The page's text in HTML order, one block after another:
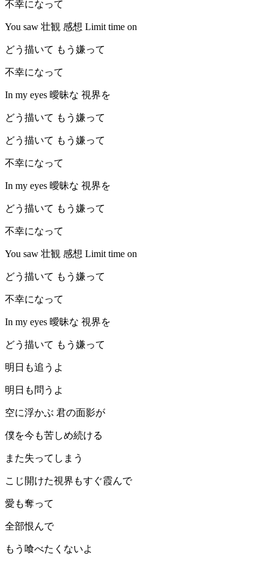
不幸になって
You saw 壮観 感想 Limit time on
どう描いて もう嫌って
不幸になって
In my eyes 曖昧な 視界を
どう描いて もう嫌って
どう描いて もう嫌って
不幸になって
In my eyes 曖昧な 視界を
どう描いて もう嫌って
不幸になって
You saw 壮観 感想 Limit time on
どう描いて もう嫌って
不幸になって
In my eyes 曖昧な 視界を
どう描いて もう嫌って
明日も追うよ
明日も問うよ
空に浮かぶ 君の面影が
僕を今も苦しめ続ける
また失ってしまう
こじ開けた視界もすぐ霞んで
愛も奪って
全部恨んで
もう喰べたくないよ